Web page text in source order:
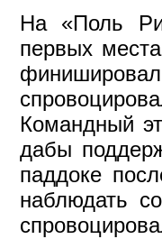
На «Поль
первых
Командный
дабы
паддоке
наблюдать